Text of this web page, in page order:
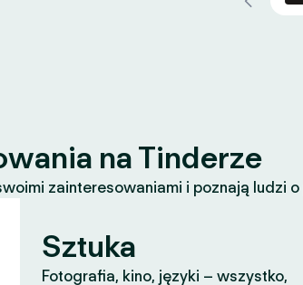
na Tinderze
zainteresowaniami i poznają ludzi
Sztuka
Fotografia, kino, języki – wszystko,